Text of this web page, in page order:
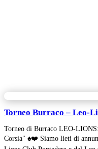
Torneo Burraco – Leo-
Torneo di Burraco LEO-
Corsia" ♠️❤️ Siamo lieti di